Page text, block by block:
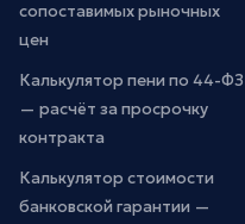
сопоставимых рыночных
цен
Калькулятор пени по 44-ФЗ
— расчёт за просрочку
контракта
Калькулятор стоимости
банковской гарантии —